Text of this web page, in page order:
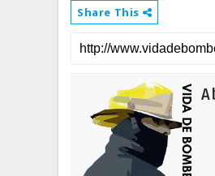
Share This